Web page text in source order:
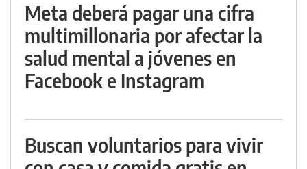
Meta deberá pagar una cifra
multimillonaria por afectar la
salud mental a jóvenes en
Facebook e Instagram
Buscan voluntarios para vivir